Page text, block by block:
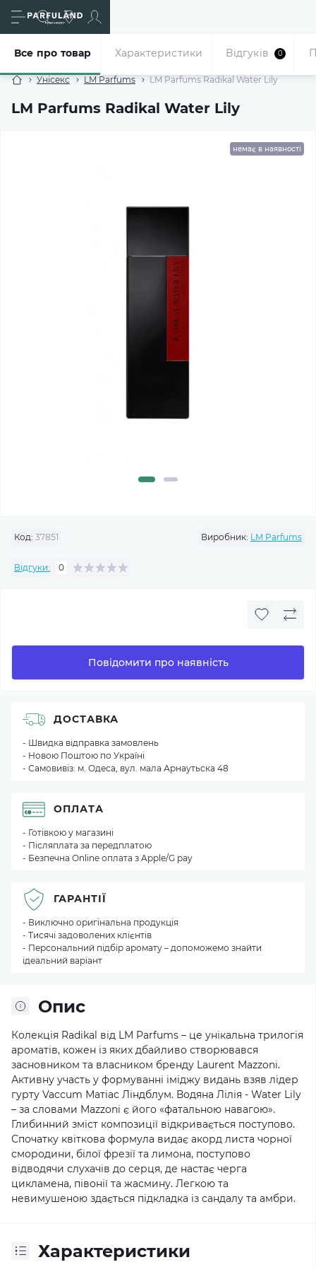
Унісекс LM Parfums LM Parfums Radikal Water Lily
LM Parfums Radikal Water Lily
Все про товар Характеристики Відгуків 0
немає в наявності
Код: 37851 Виробник: LM Parfums
Відгуки: 0
Повідомити про наявність
Опис
Колекція Radikal від LM Parfums – це унікальна трилогія
ароматів, кожен із яких дбайливо створювався
засновником та власником бренду Laurent Mazzoni.
Активну участь у формуванні іміджу видань взяв лідер
гурту Vaccum Матіас Ліндблум. Водяна Лілія - ​​Water Lily
– за словами Mazzoni є його «фатальною навагою».
Глибинний зміст композиції відкривається поступово.
Спочатку квіткова формула видає акорд листа чорної
смородини, білої фрезії та лимона, поступово
відводячи слухачів до серця, де настає черга
цикламена, півонії та жасмину. Легкою та
невимушеною здається підкладка із сандалу та амбри.
Характеристики
ДОСТАВКА
- Швидка відправка замовлень
- Новою Поштою по Україні
- Самовивіз: м. Одеса, вул. мала Арнаутьска 48
ОПЛАТА
- Готівкою у магазині
- Післяплата за передплатою
- Безпечна Online оплата з Apple/G pay
ГАРАНТІЇ
- Виключно оригінальна продукція
- Тисячі задоволених клієнтів
- Персональний підбір аромату – допоможемо знайти
ідеальний варіант